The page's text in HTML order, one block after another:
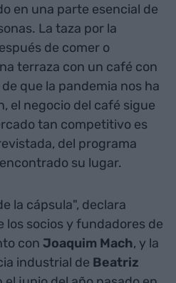
en una parte esencial de
La taza por la
de comer o
terraza con un café con
que la pandemia nos ha
el negocio del café sigue
tan competitivo es
del programa
su lugar.
la cápsula", declara
los socios y fundadores de
con Joaquim Mach, y la
industrial de Beatriz